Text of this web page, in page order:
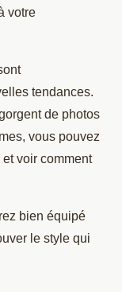
votre
tendances.
de photos
vous pouvez
voir comment
bien équipé
le style qui